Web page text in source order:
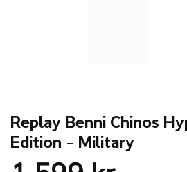
Replay Benni Chinos
Edition – Military